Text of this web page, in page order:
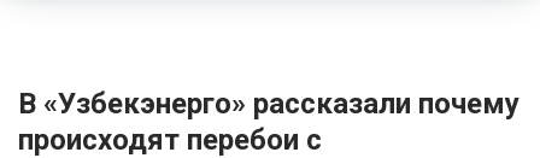
В «Узбекэнерго» рассказали почему
происходят перебои с